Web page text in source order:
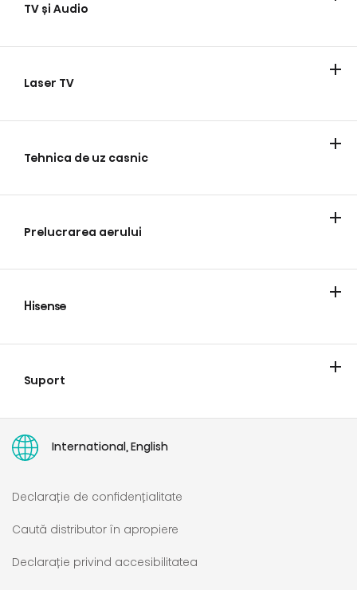
TV și Audio
Laser TV
Tehnica de uz casnic
Prelucrarea aerului
Hisense
Suport
International, English
Declarație de confidențialitate
Caută distributor în apropiere
Declarație privind accesibilitatea